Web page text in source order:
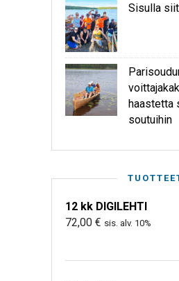
Sisulla
haastetta
soutuihin
12 kk DIGILEHTI
72,00 € sis. alv. 10%